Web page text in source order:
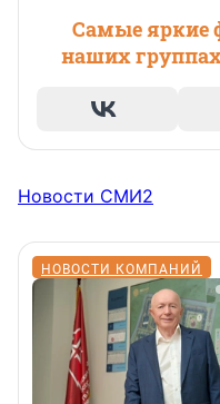
Самые яркие
наших
Новости СМИ2
НОВОСТИ КОМПАНИЙ